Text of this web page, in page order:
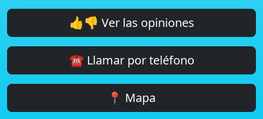
👍👎 Ver las opiniones
☎️ Llamar por teléfono
📍 Mapa